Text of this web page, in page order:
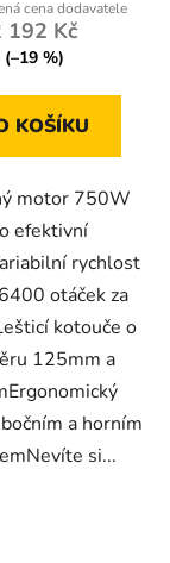
192 Kč
(–19 %)
KOŠÍKU
motor 750W
efektivní
rychlost
otáček za
kotouče o
125mm a
a horním
si...